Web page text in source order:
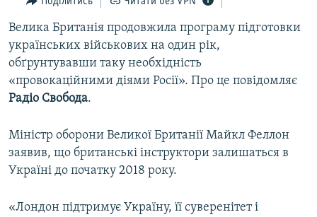
навігації
Перейти
до
пошуку
ПОГЛЯД
ІНТЕРВ'Ю
ВСЕ ЗА ДЕНЬ
СПЕЦПРОЕКТИ
ДЕПОРТАЦІЯ
ВІДЕОУРОКИ «ELIFBE»
СВІДЧЕННЯ ОКУПАЦІЇ
УКРАЇНСЬКА ПРОБЛЕМА КРИМУ
ЯК ОБІЙТИ БЛОКУВАННЯ
Русский
Велика Британія продовжила програму підготовки
українських військових на один рік,
обґрунтувавши таку необхідність
«провокаційними діями Росії». Про це повідомляє
Радіо Свобода.
Міністр оборони Великої Британії Майкл Феллон
заявив, що британські інструктори залишаться в
Україні до початку 2018 року.
«Лондон підтримує Україну, її суверенітет і